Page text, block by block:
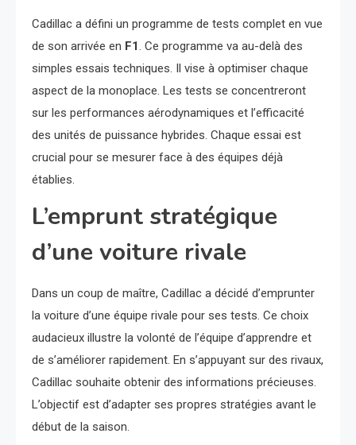
Cadillac a défini un programme de tests complet en vue
de son arrivée en F1 . Ce programme va au-delà des
simples essais techniques. Il vise à optimiser chaque
aspect de la monoplace. Les tests se concentreront
sur les performances aérodynamiques et l’efficacité
des unités de puissance hybrides. Chaque essai est
crucial pour se mesurer face à des équipes déjà
établies.
L’emprunt stratégique
d’une voiture rivale
Dans un coup de maître, Cadillac a décidé d’emprunter
la voiture d’une équipe rivale pour ses tests. Ce choix
audacieux illustre la volonté de l’équipe d’apprendre et
de s’améliorer rapidement. En s’appuyant sur des rivaux,
Cadillac souhaite obtenir des informations précieuses.
L’objectif est d’adapter ses propres stratégies avant le
début de la saison.